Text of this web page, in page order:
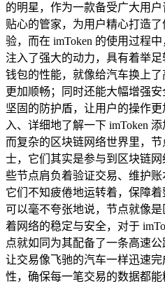
的明星，作为一款备受广大用
贴心的管家，为用户精心打造
验，而在 imToken 的使用过程
注入了强大的动力，具有着举
钱包的性能，就像给汽车换上
更加顺畅；同时还能大幅增强
坚固的防护盾，让用户的操作
入、详细地了解一下 imToken
而复杂的区块链网络世界里，
士，它们其实是参与到区块链
些节点肩负着验证交易、维护账
它们不知疲倦地运转着，保障着
可以毫不夸张地说，节点就像
着网络的稳定与安全，对于
点就如同为其配备了一条高速
让交易像飞驰的汽车一样迅速
性，确保每一笔交易的数据都